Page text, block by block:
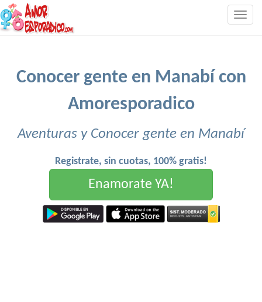
Conocer gente en Manabí con
Amoresporadico
Aventuras y Conocer gente en Manabí
Registrate, sin cuotas, 100% gratis!
Enamorate YA!